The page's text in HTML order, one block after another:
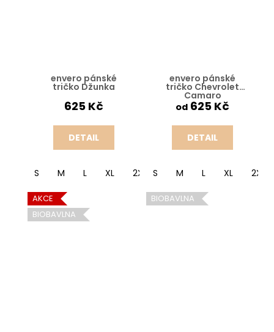
envero pánské
tričko Džunka
625 Kč
DETAIL
S M L XL 2XL
envero pánské
tričko Chevrolet
Camaro
od 625 Kč
DETAIL
S M L XL 2XL
AKCE
BIOBAVLNA
BIOBAVLNA